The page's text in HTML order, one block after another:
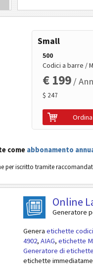
Small
500
Codici a barre
€ 199 /
$ 247
Ordina
come abbonamento
per iscritto tramite
Online
Generatore
Genera etichette
4902, AIAG, etichette
Generatore di
etichette